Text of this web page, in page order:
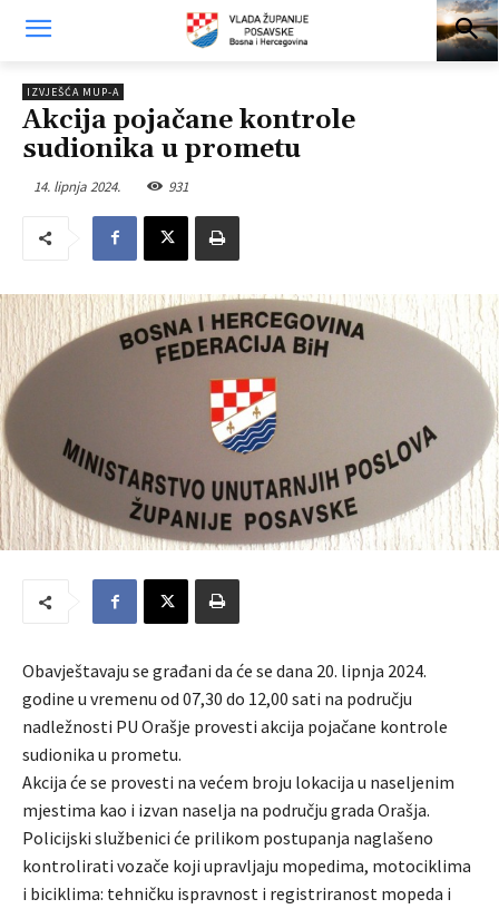
IZVJEŠĆA MUP-A
Akcija pojačane kontrole
sudionika u prometu
14. lipnja 2024. 931
Obavještavaju se građani da će se dana 20. lipnja 2024.
godine u vremenu od 07,30 do 12,00 sati na području
nadležnosti PU Orašje provesti akcija pojačane kontrole
sudionika u prometu.
Akcija će se provesti na većem broju lokacija u naseljenim
mjestima kao i izvan naselja na području grada Orašja.
Policijski službenici će prilikom postupanja naglašeno
kontrolirati vozače koji upravljaju mopedima, motociklima
i biciklima: tehničku ispravnost i registriranost mopeda i